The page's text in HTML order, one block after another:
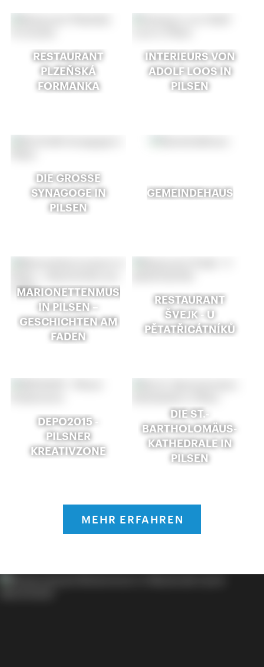
RESTAURANT
PLZEŇSKÁ
FORMANKA
INTERIEURS VON
ADOLF LOOS IN
PILSEN
DIE GROSSE S
YNAGOGE IN P
ILSEN
GEMEINDEHAUS
MARIONETTENMUSEUM
IN PILSEN –
GESCHICHTEN AM
FADEN
RESTAURANT
ŠVEJK - U
PĚTATŘICÁTNÍKŮ
DEPO2015 -
PILSNER
KREATIVZONE
DIE ST.-
BARTHOLOMÄUS-
KATHEDRALE IN
PILSEN
MEHR ERFAHREN